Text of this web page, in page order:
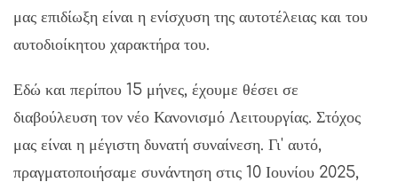
μας επιδίωξη είναι η ενίσχυση της αυτοτέλειας και του
αυτοδιοίκητου χαρακτήρα του.
Εδώ και περίπου 15 μήνες, έχουμε θέσει σε
διαβούλευση τον νέο Κανονισμό Λειτουργίας. Στόχος
μας είναι η μέγιστη δυνατή συναίνεση. Γι' αυτό,
πραγματοποιήσαμε συνάντηση στις 10 Ιουνίου 2025,